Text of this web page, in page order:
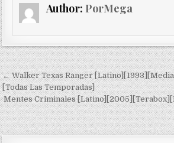
Author: PorMega
Navegación de
← Walker Texas Ranger
[Todas Las Temporadas]
Mentes Criminales